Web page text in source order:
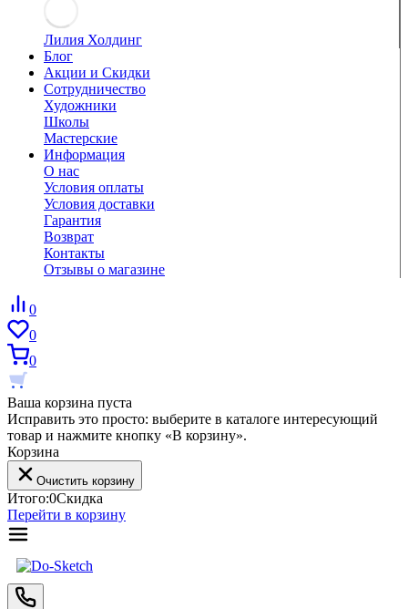
Лилия Холдинг
Блог
Акции и Скидки
Сотрудничество
Художники
Школы
Мастерские
Информация
О нас
Условия оплаты
Условия доставки
Гарантия
Возврат
Контакты
Отзывы о магазине
0
0
0
Ваша корзина пуста
Исправить это просто: выберите в каталоге интересующий
товар и нажмите кнопку «В корзину».
Корзина
Очистить корзину
Итого:0Скидка
Перейти в корзину